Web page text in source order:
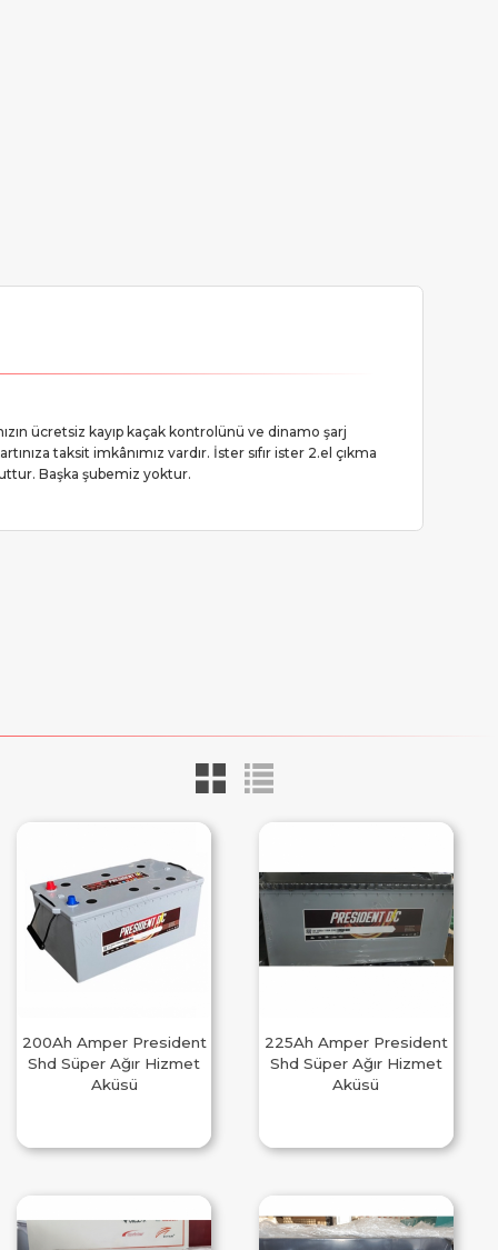
ücretsiz kayıp kaçak kontrolünü ve dinamo şarj
taksit imkânımız vardır. İster sıfır ister 2.el çıkma
Başka şubemiz yoktur.
200Ah Amper President
Shd Süper Ağır Hizmet
Aküsü
225Ah Amper President
Shd Süper Ağır Hizmet
Aküsü